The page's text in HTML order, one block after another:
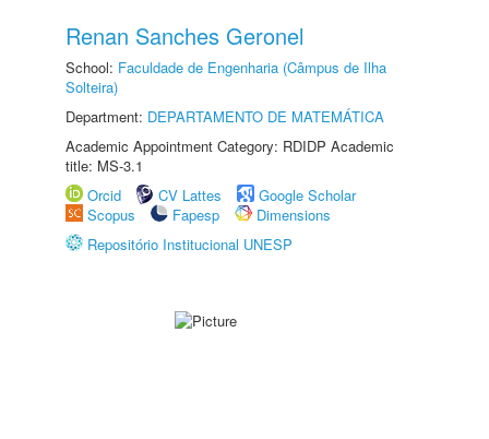
Renan Sanches Geronel
School: Faculdade de Engenharia (Câmpus de Ilha
Solteira)
Department: DEPARTAMENTO DE MATEMÁTICA
Academic Appointment Category: RDIDP Academic
title: MS-3.1
Orcid
CV Lattes
Google Scholar
Scopus
Fapesp
Dimensions
Repositório Institucional UNESP